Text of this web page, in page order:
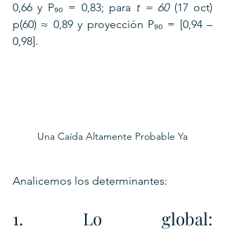
0,66 y P₉₀ = 0,83; para t = 60 (17 oct)
p(60) ≈ 0,89 y proyección P₉₀ = [0,94 –
0,98].
Una Caída Altamente Probable Ya
Analicemos los determinantes:
1. Lo global: